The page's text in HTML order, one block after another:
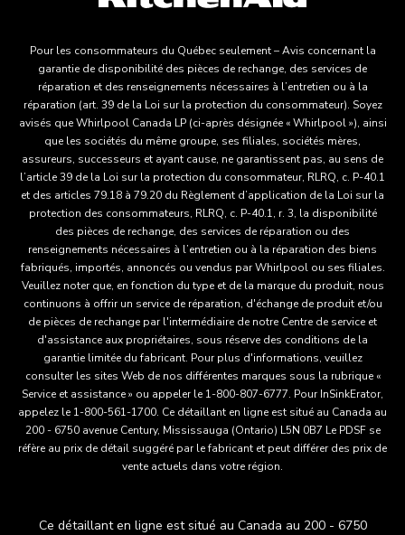
Pour les consommateurs du Québec seulement – Avis concernant la
garantie de disponibilité des pièces de rechange, des services de
réparation et des renseignements nécessaires à l’entretien ou à la
réparation (art. 39 de la Loi sur la protection du consommateur). Soyez
avisés que Whirlpool Canada LP (ci-après désignée « Whirlpool »), ainsi
que les sociétés du même groupe, ses filiales, sociétés mères,
assureurs, successeurs et ayant cause, ne garantissent pas, au sens de
l’article 39 de la Loi sur la protection du consommateur, RLRQ, c. P-40.1
et des articles 79.18 à 79.20 du Règlement d’application de la Loi sur la
protection des consommateurs, RLRQ, c. P-40.1, r. 3, la disponibilité
des pièces de rechange, des services de réparation ou des
renseignements nécessaires à l’entretien ou à la réparation des biens
fabriqués, importés, annoncés ou vendus par Whirlpool ou ses filiales.
Veuillez noter que, en fonction du type et de la marque du produit, nous
continuons à offrir un service de réparation, d'échange de produit et/ou
de pièces de rechange par l'intermédiaire de notre Centre de service et
d'assistance aux propriétaires, sous réserve des conditions de la
garantie limitée du fabricant. Pour plus d'informations, veuillez
consulter les sites Web de nos différentes marques sous la rubrique «
Service et assistance » ou appeler le 1-800-807-6777. Pour InSinkErator,
appelez le 1-800-561-1700. Ce détaillant en ligne est situé au Canada au
200 - 6750 avenue Century, Mississauga (Ontario) L5N 0B7 Le PDSF se
réfère au prix de détail suggéré par le fabricant et peut différer des prix de
vente actuels dans votre région.
Ce détaillant en ligne est situé au Canada au 200 - 6750